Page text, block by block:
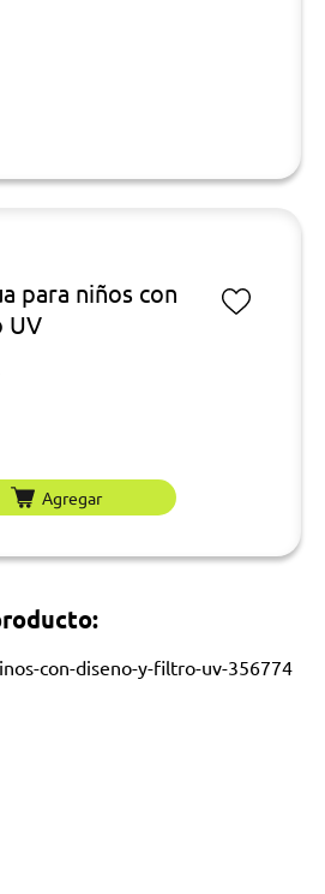
para niños con
UV
Agregar
con-diseno-y-filtro-uv-356774